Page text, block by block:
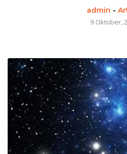
admin -
9 Oktober,